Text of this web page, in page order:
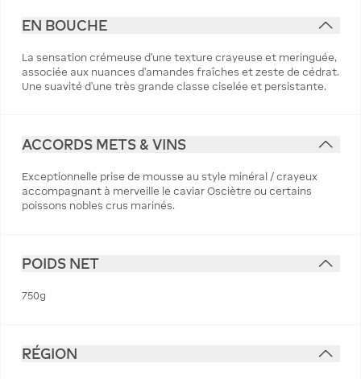
EN BOUCHE
La sensation crémeuse d'une texture crayeuse et meringuée,
associée aux nuances d'amandes fraîches et zeste de cédrat.
Une suavité d'une très grande classe ciselée et persistante.
ACCORDS METS & VINS
Exceptionnelle prise de mousse au style minéral / crayeux
accompagnant à merveille le caviar Osciètre ou certains
poissons nobles crus marinés.
POIDS NET
750g
RÉGION